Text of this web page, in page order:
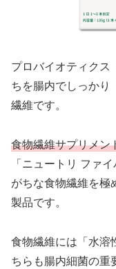
プロバイオティクス
ちを腸内でしっかり
繊維です。
食物繊維サプリメン
「ニュートリ ファ
がちな食物繊維を極
製品です。
食物繊維には「水溶
ちらも腸内細菌の重